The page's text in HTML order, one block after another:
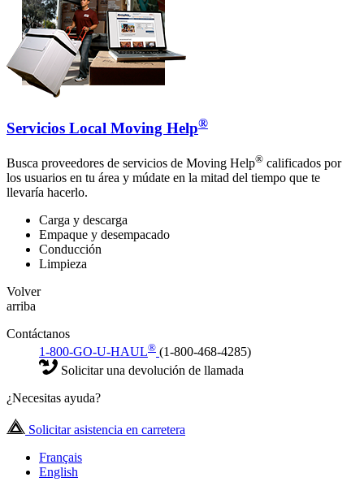
Servicios Local Moving Help®
Busca proveedores de servicios de Moving Help® calificados por
los usuarios en tu área y múdate en la mitad del tiempo que te
llevaría hacerlo.
Carga y descarga
Empaque y desempacado
Conducción
Limpieza
Volver
arriba
Contáctanos
1-800-GO-U-HAUL® (1-800-468-4285)
Solicitar una devolución de llamada
¿Necesitas ayuda?
Solicitar asistencia en carretera
Français
English